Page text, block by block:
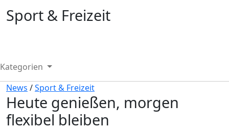
Sport & Freizeit
Kategorien
News /Sport & Freizeit
Heute genießen, morgen
flexibel bleiben